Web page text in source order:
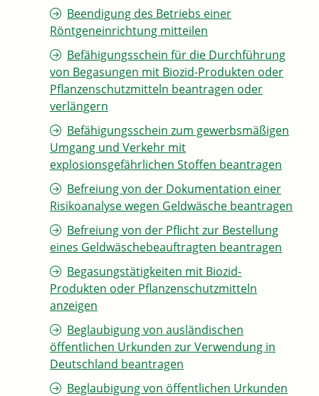
Beendigung des Betriebs einer
Röntgeneinrichtung mitteilen
Befähigungsschein für die Durchführung
von Begasungen mit Biozid-Produkten oder
Pflanzenschutzmitteln beantragen oder
verlängern
Befähigungsschein zum gewerbsmäßigen
Umgang und Verkehr mit
explosionsgefährlichen Stoffen beantragen
Befreiung von der Dokumentation einer
Risikoanalyse wegen Geldwäsche beantragen
Befreiung von der Pflicht zur Bestellung
eines Geldwäschebeauftragten beantragen
Begasungstätigkeiten mit Biozid-
Produkten oder Pflanzenschutzmitteln
anzeigen
Beglaubigung von ausländischen
öffentlichen Urkunden zur Verwendung in
Deutschland beantragen
Beglaubigung von öffentlichen Urkunden